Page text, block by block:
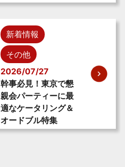
新着情報
その他
2026/07/27
幹事必見！東京で懇
親会パーティーに最
適なケータリング＆
オードブル特集